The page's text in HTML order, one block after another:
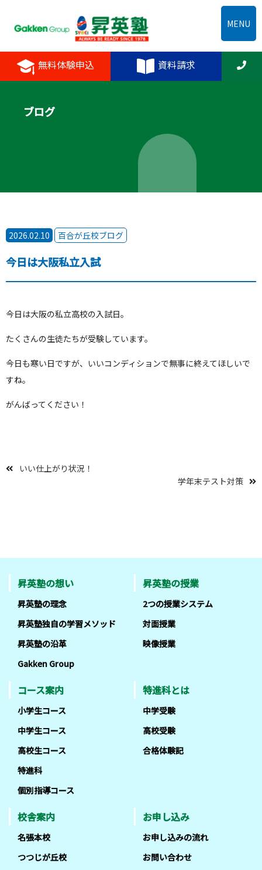
無料体験申込 資料請求
MENU
ブログ
2026.02.10 百合が丘校ブログ
今日は大阪私立入試
今日は大阪の私立高校の入試日。
たくさんの生徒たちが受験しています。
今日も寒い日ですが、いいコンディションで無事に終えてほしいで
すね。
がんばってください！
いい仕上がり状況！
学年末テスト対策
昇英塾の想い
昇英塾の理念
昇英塾独自の学習メソッド
昇英塾の沿革
Gakken Group
昇英塾の授業
2つの授業システム
対面授業
映像授業
コース案内
小学生コース
中学生コース
高校生コース
特進科
個別指導コース
特進科とは
中学受験
高校受験
合格体験記
校舎案内
名張本校
つつじが丘校
お申し込み
お申し込みの流れ
お問い合わせ